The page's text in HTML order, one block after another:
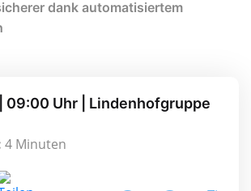
dank automatisiertem
09:00 Uhr | Lindenhofgruppe
4 Minuten